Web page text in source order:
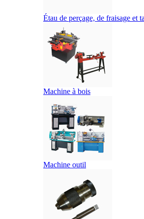
Étau de perçage, de fraisage et
Machine à bois
Machine outil